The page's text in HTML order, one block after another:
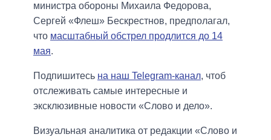
министра обороны Михаила Федорова,
Сергей «Флеш» Бескрестнов, предполагал,
что масштабный обстрел продлится до 14
мая.
Подпишитесь на наш Telegram-канал, чтоб
отслеживать самые интересные и
эксклюзивные новости «Слово и дело».
Визуальная аналитика от редакции «Слово и